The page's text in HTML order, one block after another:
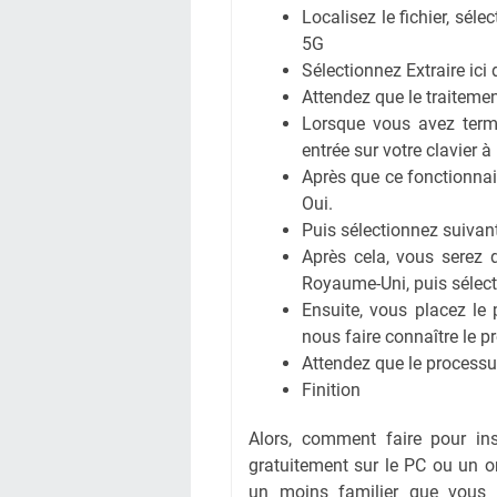
Localisez le fichier,
5G
Sélectionnez Extraire ici
Attendez que le
Lorsque vous avez
entrée sur votre clavier
Après que ce
Oui.
Puis sélectionnez
Après cela, vous serez
Royaume-Uni, puis
Ensuite, vous placez
nous faire connaître le
Attendez que le
Finition
Alors, comment faire pour
gratuitement sur le PC ou un
un moins familier que vous